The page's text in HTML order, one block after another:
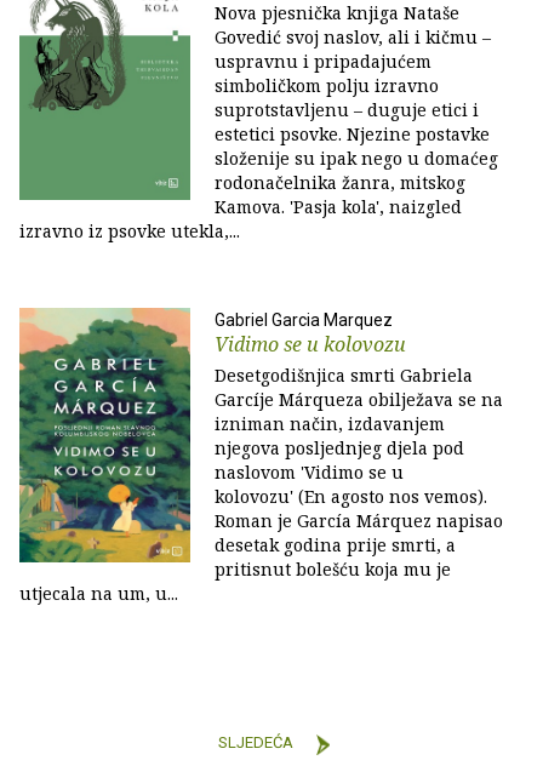
Nova pjesnička knjiga Nataše
Govedić svoj naslov, ali i kičmu –
uspravnu i pripadajućem
simboličkom polju izravno
suprotstavljenu – duguje etici i
estetici psovke. Njezine postavke
složenije su ipak nego u domaćeg
rodonačelnika žanra, mitskog
Kamova. 'Pasja kola', naizgled
izravno iz psovke utekla,...
Gabriel Garcia Marquez
Vidimo se u kolovozu
Desetgodišnjica smrti Gabriela
Garcíje Márqueza obilježava se na
izniman način, izdavanjem
njegova posljednjeg djela pod
naslovom 'Vidimo se u
kolovozu' (En agosto nos vemos).
Roman je García Márquez napisao
desetak godina prije smrti, a
pritisnut bolešću koja mu je
utjecala na um, u...
SLJEDEĆA